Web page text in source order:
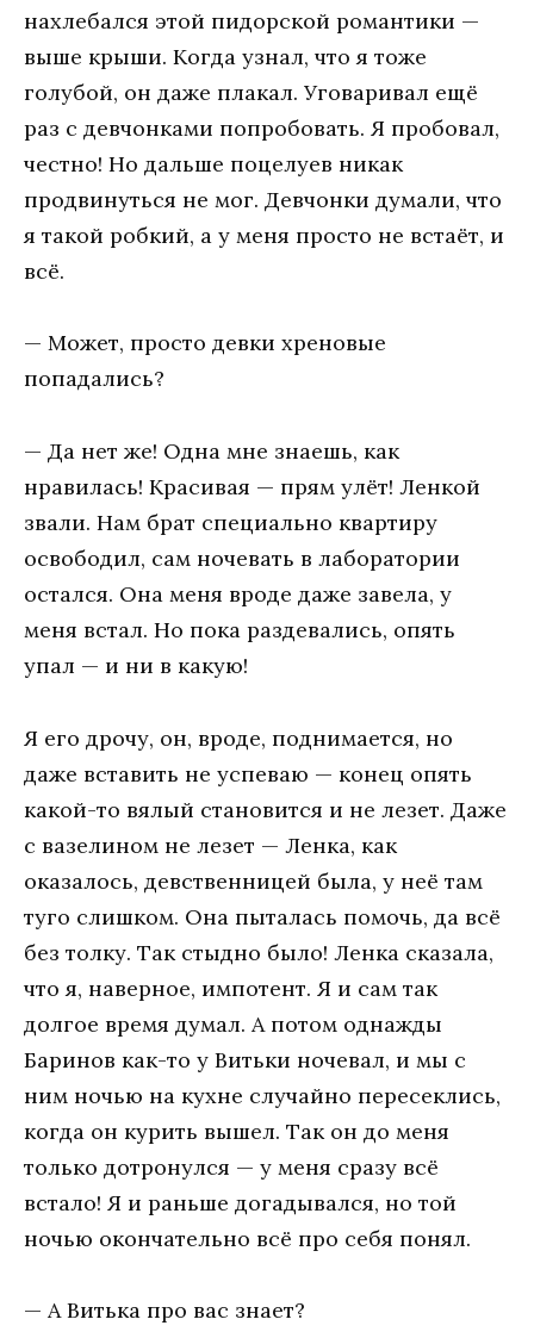
нахлебался этой пидорской романтики —
выше крыши. Когда узнал, что я тоже
голубой, он даже плакал. Уговаривал ещё
раз с девчонками попробовать. Я пробовал,
честно! Но дальше поцелуев никак
продвинуться не мог. Девчонки думали, что
я такой робкий, а у меня просто не встаёт, и
всё.
— Может, просто девки хреновые
попадались?
— Да нет же! Одна мне знаешь, как
нравилась! Красивая — прям улёт! Ленкой
звали. Нам брат специально квартиру
освободил, сам ночевать в лаборатории
остался. Она меня вроде даже завела, у
меня встал. Но пока раздевались, опять
упал — и ни в какую!
Я его дрочу, он, вроде, поднимается, но
даже вставить не успеваю — конец опять
какой-то вялый становится и не лезет. Даже
с вазелином не лезет — Ленка, как
оказалось, девственницей была, у неё там
туго слишком. Она пыталась помочь, да всё
без толку. Так стыдно было! Ленка сказала,
что я, наверное, импотент. Я и сам так
долгое время думал. А потом однажды
Баринов как-то у Витьки ночевал, и мы с
ним ночью на кухне случайно пересеклись,
когда он курить вышел. Так он до меня
только дотронулся — у меня сразу всё
встало! Я и раньше догадывался, но той
ночью окончательно всё про себя понял.
— А Витька про вас знает?